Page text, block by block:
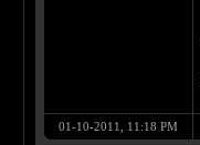
01-10-2011, 11:18 PM